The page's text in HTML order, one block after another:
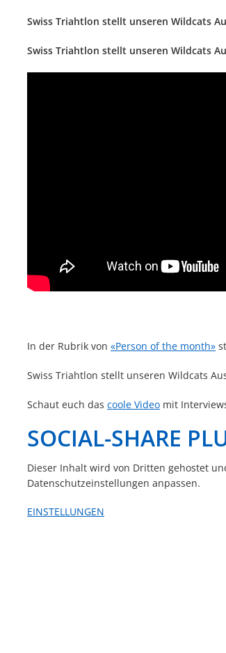
Swiss Triahtlon stellt unseren Wildcats
Swiss Triahtlon stellt unseren Wildcats
In der Rubrik von «Person of the month»
Swiss Triahtlon stellt unseren Wildcats
Schaut euch das coole Video mit
SOCIAL-SHARE
Dieser Inhalt wird von Dritten gehostet
Datenschutzeinstellungen anpassen.
EINSTELLUNGEN